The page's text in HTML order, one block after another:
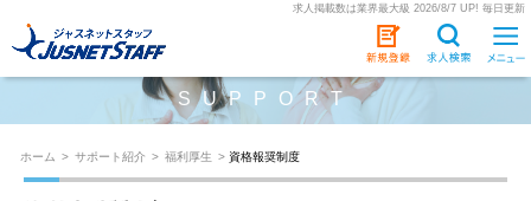
求人掲載数は業界最大級 2026/8/7 UP! 毎日更新
SUPPORT
ホーム > サポート紹介 > 福利厚生 > 資格報奨制度